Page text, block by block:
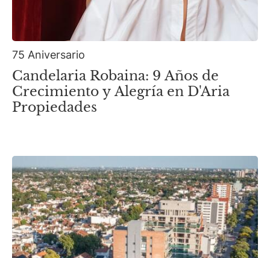
75 Aniversario
Candelaria Robaina: 9 Años de
Crecimiento y Alegría en D'Aria
Propiedades